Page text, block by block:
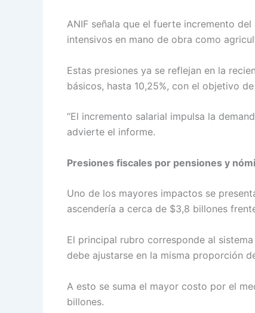
ANIF señala que el fuerte incremento
intensivos en mano de obra como
Estas presiones ya se reflejan en la
básicos, hasta 10,25%, con el objetivo
“El incremento salarial impulsa la
advierte el informe.
Presiones fiscales por pensiones y
Uno de los mayores impactos se
ascendería a cerca de $3,8 billones
El principal rubro corresponde al
debe ajustarse en la misma proporción
A esto se suma el mayor costo por el
billones.